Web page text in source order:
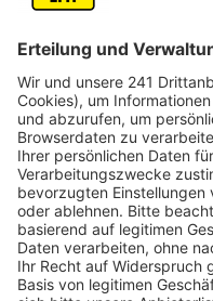
Rund um die
es bald Kontrollen
auf der kaputten
Durchfahrtsverbot für
kontrolliert. Aktuell ist
geändert worden,
Fahrtrichtungen nur
können. Es gilt ein
soll ein
In Richtung Köln-